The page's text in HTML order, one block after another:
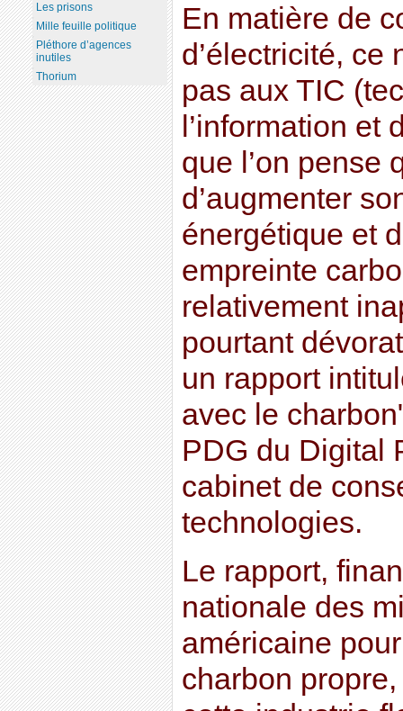
En matière de
d’électricité, ce
pas aux TIC
l’information et
que l’on pense
d’augmenter
énergétique et
empreinte
relativement
pourtant
un rapport
avec le
PDG du Digital
cabinet de
technologies.
Le rapport,
nationale des
américaine
charbon
Les prisons
Mille feuille politique
Pléthore d’agences
inutiles
Thorium